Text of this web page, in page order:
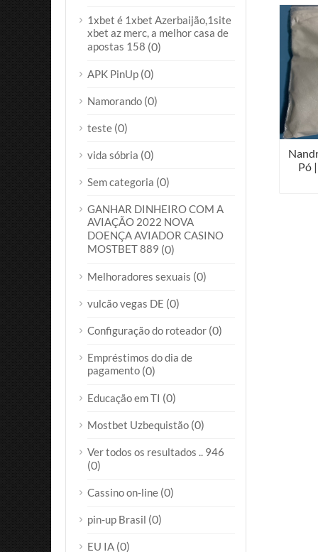
Pó
1xbet é 1xbet Azerbaijão,1site
xbet az merc, a melhor casa de
apostas 158 (0)
APK PinUp (0)
Namorando (0)
teste (0)
vida sóbria (0)
Sem categoria (0)
GANHAR DINHEIRO COM A
AVIAÇÃO 2022 NOVA
DOENÇA AVIADOR CASINO
MOSTBET 889 (0)
Melhoradores sexuais (0)
vulcão vegas DE (0)
Configuração do roteador (0)
Empréstimos do dia de
pagamento (0)
Educação em TI (0)
Mostbet Uzbequistão (0)
Ver todos os resultados .. 946
(0)
Cassino on-line (0)
pin-up Brasil (0)
EU IA (0)